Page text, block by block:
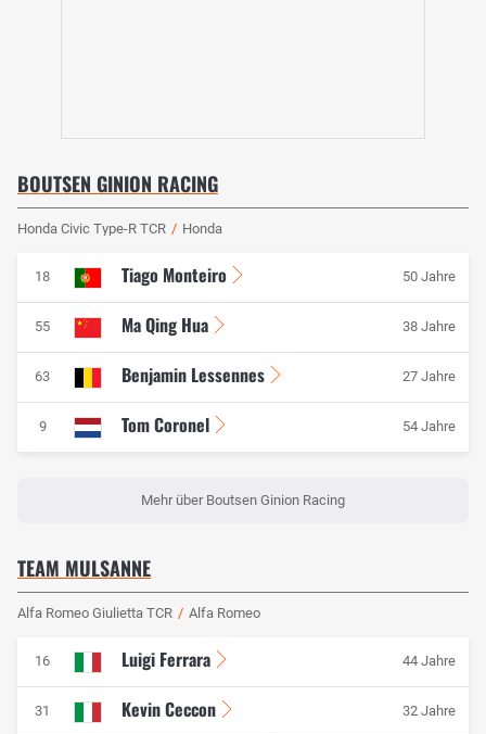
BOUTSEN GINION RACING
Honda Civic Type-R TCR / Honda
18 Tiago Monteiro 50 Jahre
55 Ma Qing Hua 38 Jahre
63 Benjamin Lessennes 27 Jahre
9 Tom Coronel 54 Jahre
Mehr über Boutsen Ginion Racing
TEAM MULSANNE
Alfa Romeo Giulietta TCR / Alfa Romeo
16 Luigi Ferrara 44 Jahre
31 Kevin Ceccon 32 Jahre